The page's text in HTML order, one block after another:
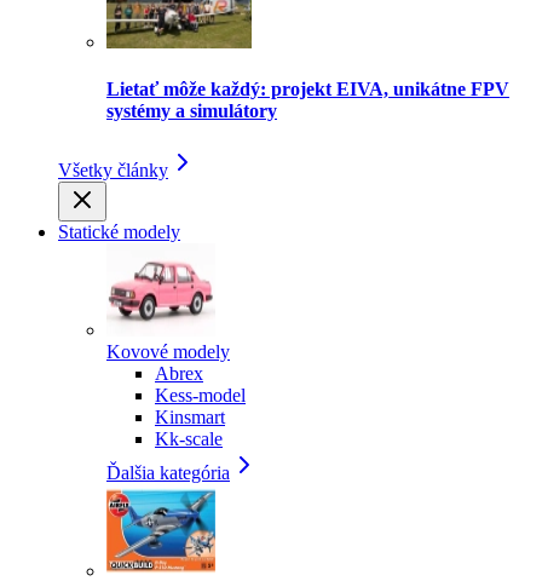
Lietať môže každý: projekt EIVA, unikátne FPV
systémy a simulátory
Všetky články
Statické modely
Kovové modely
Abrex
Kess-model
Kinsmart
Kk-scale
Ďalšia kategória